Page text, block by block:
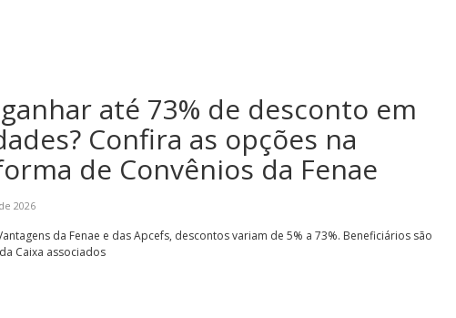
até 73% de desconto em
Confira as opções na
de Convênios da Fenae
2026
da Fenae e das Apcefs, descontos variam de 5% a 73%. Beneficiários são
Caixa associados